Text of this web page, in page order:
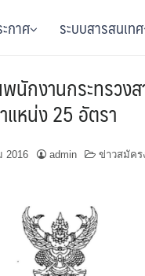
กาศ ระบบสารสนเทศ
กงานกระทรว
แหน่ง 25 อัตรา
2016 admin ข่าวสมัคร